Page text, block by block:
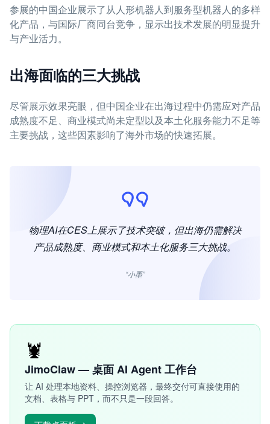
参展的中国企业展示了从人形机器人到服务型机器人的多样
化产品，与国际厂商同台竞争，显示出技术发展的明显提升
与产业活力。
出海面临的三大挑战
尽管展示效果亮眼，但中国企业在出海过程中仍需应对产品
成熟度不足、商业模式尚未定型以及本土化服务能力不足等
主要挑战，这些因素影响了海外市场的快速拓展。
物理AI在CES上展示了技术突破，但出海仍需解决
产品成熟度、商业模式和本土化服务三大挑战。
“小墨”
🦞
JimoClaw — 桌面 AI Agent 工作台
让 AI 处理本地资料、操控浏览器，最终交付可直接使用的
文档、表格与 PPT，而不只是一段回答。